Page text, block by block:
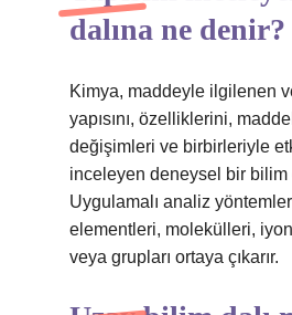
dalına ne denir?
Kimya, maddeyle ilgilenen
yapısını, özelliklerini,
değişimleri ve birbirleriyle
inceleyen deneysel bir bilim
Uygulamalı analiz
elementleri, molekülleri,
veya grupları ortaya çıkarır.